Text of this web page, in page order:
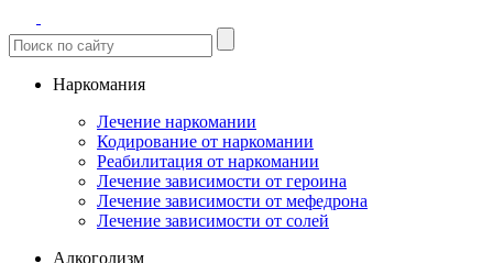
Наркомания
Лечение наркомании
Кодирование от наркомании
Реабилитация от наркомании
Лечение зависимости от героина
Лечение зависимости от мефедрона
Лечение зависимости от солей
Алкоголизм